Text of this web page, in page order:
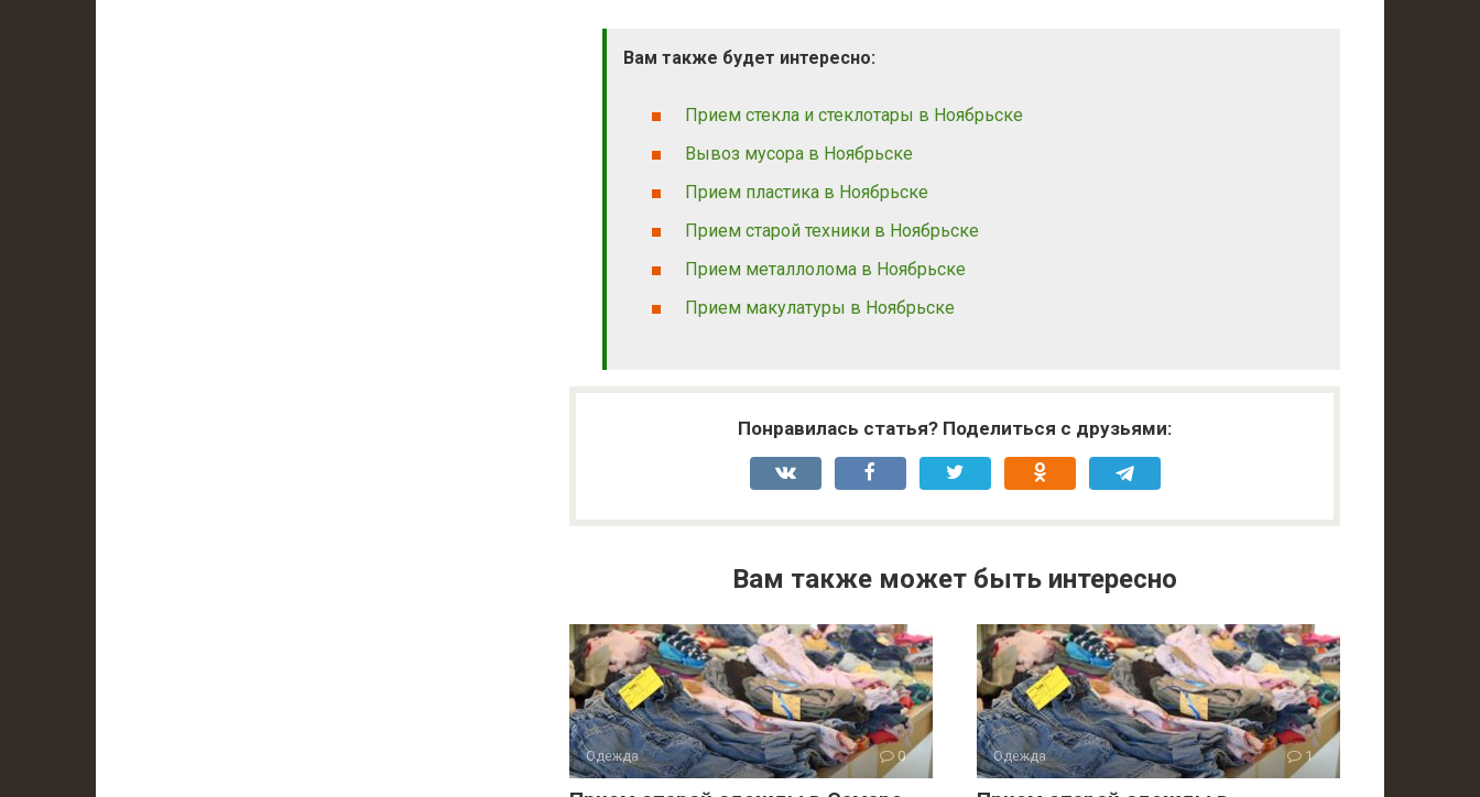
Вам также будет интересно:
Прием стекла и стеклотары в Ноябрьске
Вывоз мусора в Ноябрьске
Прием пластика в Ноябрьске
Прием старой техники в Ноябрьске
Прием металлолома в Ноябрьске
Прием макулатуры в Ноябрьске
Понравилась статья? Поделиться с друзьями:
Вам также может быть интересно
Одежда 0 Одежда 1